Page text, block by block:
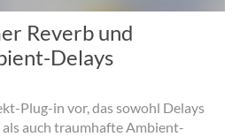
Reverb und
Delays
Plug-in vor, das sowohl Delays
auch traumhafte Ambient-